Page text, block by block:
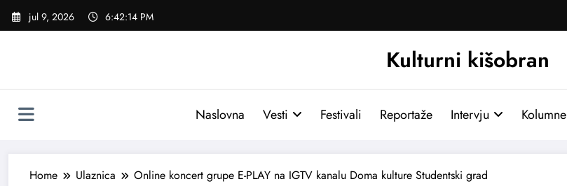
Skoči
jul 9, 2026 6:42:15 PM
Kulturni kišobran
Naslovna Vesti Festivali Reportaže Intervju Kolumne
Home Ulaznica Online koncert grupe E-PLAY na IGTV kanalu Doma kulture Studentski grad